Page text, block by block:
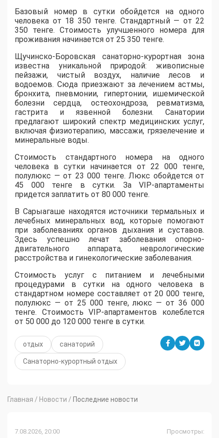
Базовый номер в сутки обойдется на одного
человека от 18 350 тенге. Стандартный — от 22
350 тенге. Стоимость улучшенного номера для
проживания начинается от 25 350 тенге.
Щучинско-Боровская санаторно-курортная зона
известна уникальной природой: живописные
пейзажи, чистый воздух, наличие лесов и
водоемов. Сюда приезжают за лечением астмы,
бронхита, пневмонии, гипертонии, ишемической
болезни сердца, остеохондроза, ревматизма,
гастрита и язвенной болезни. Санатории
предлагают широкий спектр медицинских услуг,
включая физиотерапию, массажи, грязелечение и
минеральные воды.
Стоимость стандартного номера на одного
человека в сутки начинается от 22 000 тенге,
полулюкс — от 23 000 тенге. Люкс обойдется от
45 000 тенге в сутки. За VIP-апартаменты
придется заплатить от 80 000 тенге.
В Сарыагаше находятся источники термальных и
лечебных минеральных вод, которые помогают
при заболеваниях органов дыхания и суставов.
Здесь успешно лечат заболевания опорно-
двигательного аппарата, неврологические
расстройства и гинекологические заболевания.
Стоимость услуг с питанием и лечебными
процедурами в сутки на одного человека в
стандартном номере составляет от 20 000 тенге,
полулюкс — от 25 000 тенге, люкс — от 36 000
тенге. Стоимость VIP-апартаментов колеблется
от 50 000 до 120 000 тенге в сутки.
отдых санаторий
Санаторно-курортный отдых
Главная / Новости / Последние новости
7.08.2026, 20:00 Просмотры: